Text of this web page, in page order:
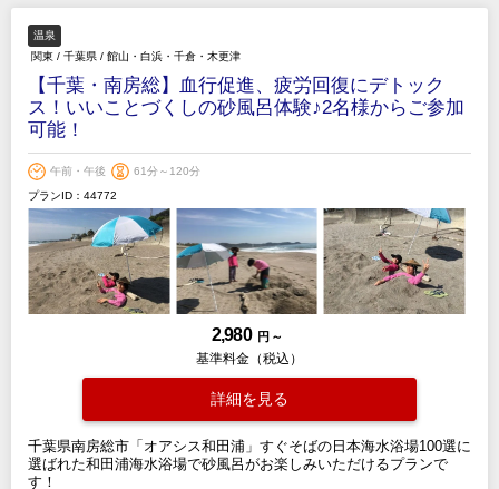
温泉
関東 / 千葉県 / 館山・白浜・千倉・木更津
【千葉・南房総】血行促進、疲労回復にデトック
ス！いいことづくしの砂風呂体験♪2名様からご参加
可能！
午前・午後
61分～120分
プランID：44772
2,980 円 ～
基準料金（税込）
詳細を見る
千葉県南房総市「オアシス和田浦」すぐそばの日本海水浴場100選に
選ばれた和田浦海水浴場で砂風呂がお楽しみいただけるプランで
す！